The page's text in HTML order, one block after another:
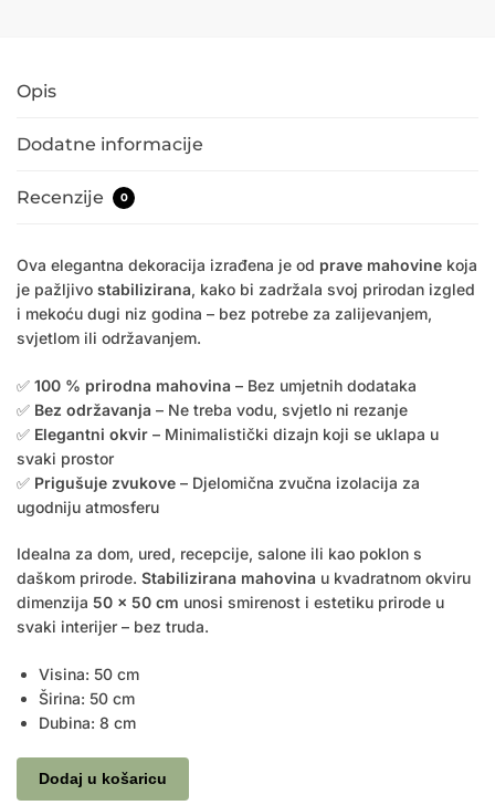
Opis
Dodatne informacije
Recenzije 0
Ova elegantna dekoracija izrađena je od prave mahovine koja
je pažljivo stabilizirana, kako bi zadržala svoj prirodan izgled
i mekoću dugi niz godina – bez potrebe za zalijevanjem,
svjetlom ili održavanjem.
✅ 100 % prirodna mahovina – Bez umjetnih dodataka
✅ Bez održavanja – Ne treba vodu, svjetlo ni rezanje
✅ Elegantni okvir – Minimalistički dizajn koji se uklapa u
svaki prostor
✅ Prigušuje zvukove – Djelomična zvučna izolacija za
ugodniju atmosferu
Idealna za dom, ured, recepcije, salone ili kao poklon s
daškom prirode. Stabilizirana mahovina u kvadratnom okviru
dimenzija 50 × 50 cm unosi smirenost i estetiku prirode u
svaki interijer – bez truda.
Visina: 50 cm
Širina: 50 cm
Dubina: 8 cm
Dodaj u košaricu